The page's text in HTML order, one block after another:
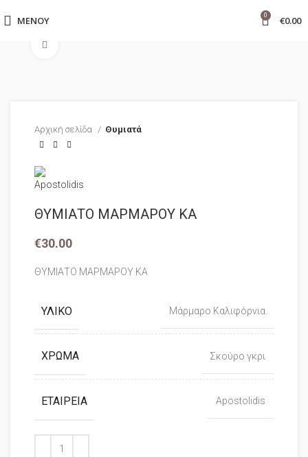
ΜΕΝΟΎ 0 €0.00
Αρχική σελίδα Θυμιατά
ΘΥΜΙΑΤΟ ΜΑΡΜΑΡΟΥ ΚΑ
€30.00
ΘΥΜΙΑΤΟ ΜΑΡΜΑΡΟΥ ΚΑ
ΥΛΙΚΌ Μάρμαρο Καλιφόρνια
ΧΡΏΜΑ Σκούρο γκρι
ΕΤΑΙΡΕΊΑ Apostolidis